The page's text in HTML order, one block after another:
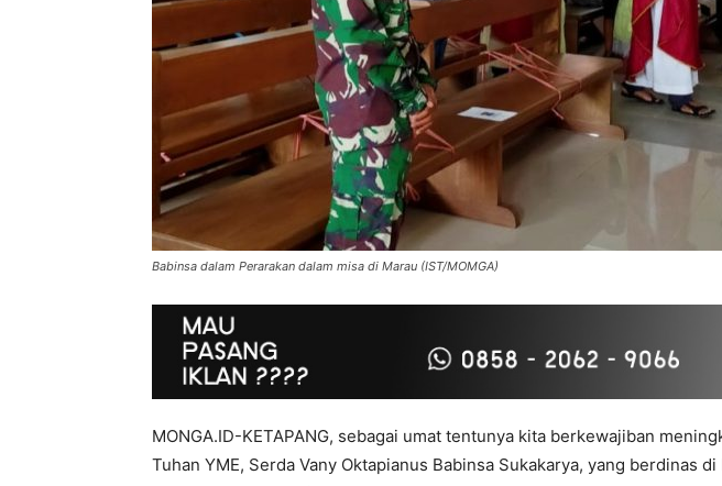
Babinsa dalam Perarakan dalam misa di Marau (IST/MOMGA)
MONGA.ID-KETAPANG, sebagai umat tentunya kita berkewajiban
Tuhan YME, Serda Vany Oktapianus Babinsa Sukakarya, yang berdinas